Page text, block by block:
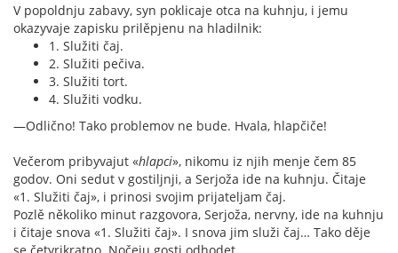
V popoldnju zabavy, syn poklicaje otca na kuhnju, i jemu
okazyvaje zapisku prilěpjenu na hladilnik:
1. Služiti čaj.
2. Služiti pečiva.
3. Služiti tort.
4. Služiti vodku.
—Odlično! Tako problemov ne bude. Hvala, hlapčiče!
Večerom pribyvajut «hlapci», nikomu iz njih menje čem 85
godov. Oni sedut v gostiljnji, a Serjoža ide na kuhnju. Čitaje
«1. Služiti čaj», i prinosi svojim prijateljam čaj.
Pozlě několiko minut razgovora, Serjoža, nervny, ide na kuhnju
i čitaje snova «1. Služiti čaj». I snova jim služi čaj… Tako děje
se četyrikratno. Nočeju gosti odhodet.